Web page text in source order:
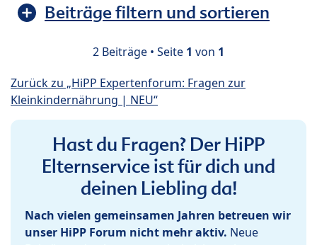
Beiträge filtern und sortieren
2 Beiträge • Seite 1 von 1
Zurück zu „HiPP Expertenforum: Fragen zur
Kleinkindernährung | NEU“
Hast du Fragen? Der HiPP
Elternservice ist für dich und
deinen Liebling da!
Nach vielen gemeinsamen Jahren betreuen wir
unser HiPP Forum nicht mehr aktiv. Neue